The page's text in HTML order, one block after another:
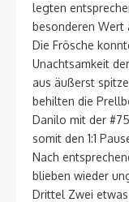
legten
besonderen Wert
Die Frösche
Unachtsamkeit
aus äußerst
behilten die
Danilo mit der
somit den 1:1
Nach
blieben wieder
Drittel Zwei